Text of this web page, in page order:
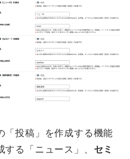
「投稿」を作成する機能
する「ニュース」、 セミ